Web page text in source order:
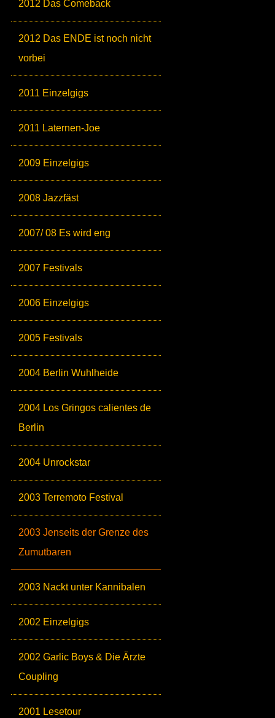
2012 Das Comeback
2012 Das ENDE ist noch nicht
vorbei
2011 Einzelgigs
2011 Laternen-Joe
2009 Einzelgigs
2008 Jazzfäst
2007/ 08 Es wird eng
2007 Festivals
2006 Einzelgigs
2005 Festivals
2004 Berlin Wuhlheide
2004 Los Gringos calientes de
Berlin
2004 Unrockstar
2003 Terremoto Festival
2003 Jenseits der Grenze des
Zumutbaren
2003 Nackt unter Kannibalen
2002 Einzelgigs
2002 Garlic Boys & Die Ärzte
Coupling
2001 Lesetour